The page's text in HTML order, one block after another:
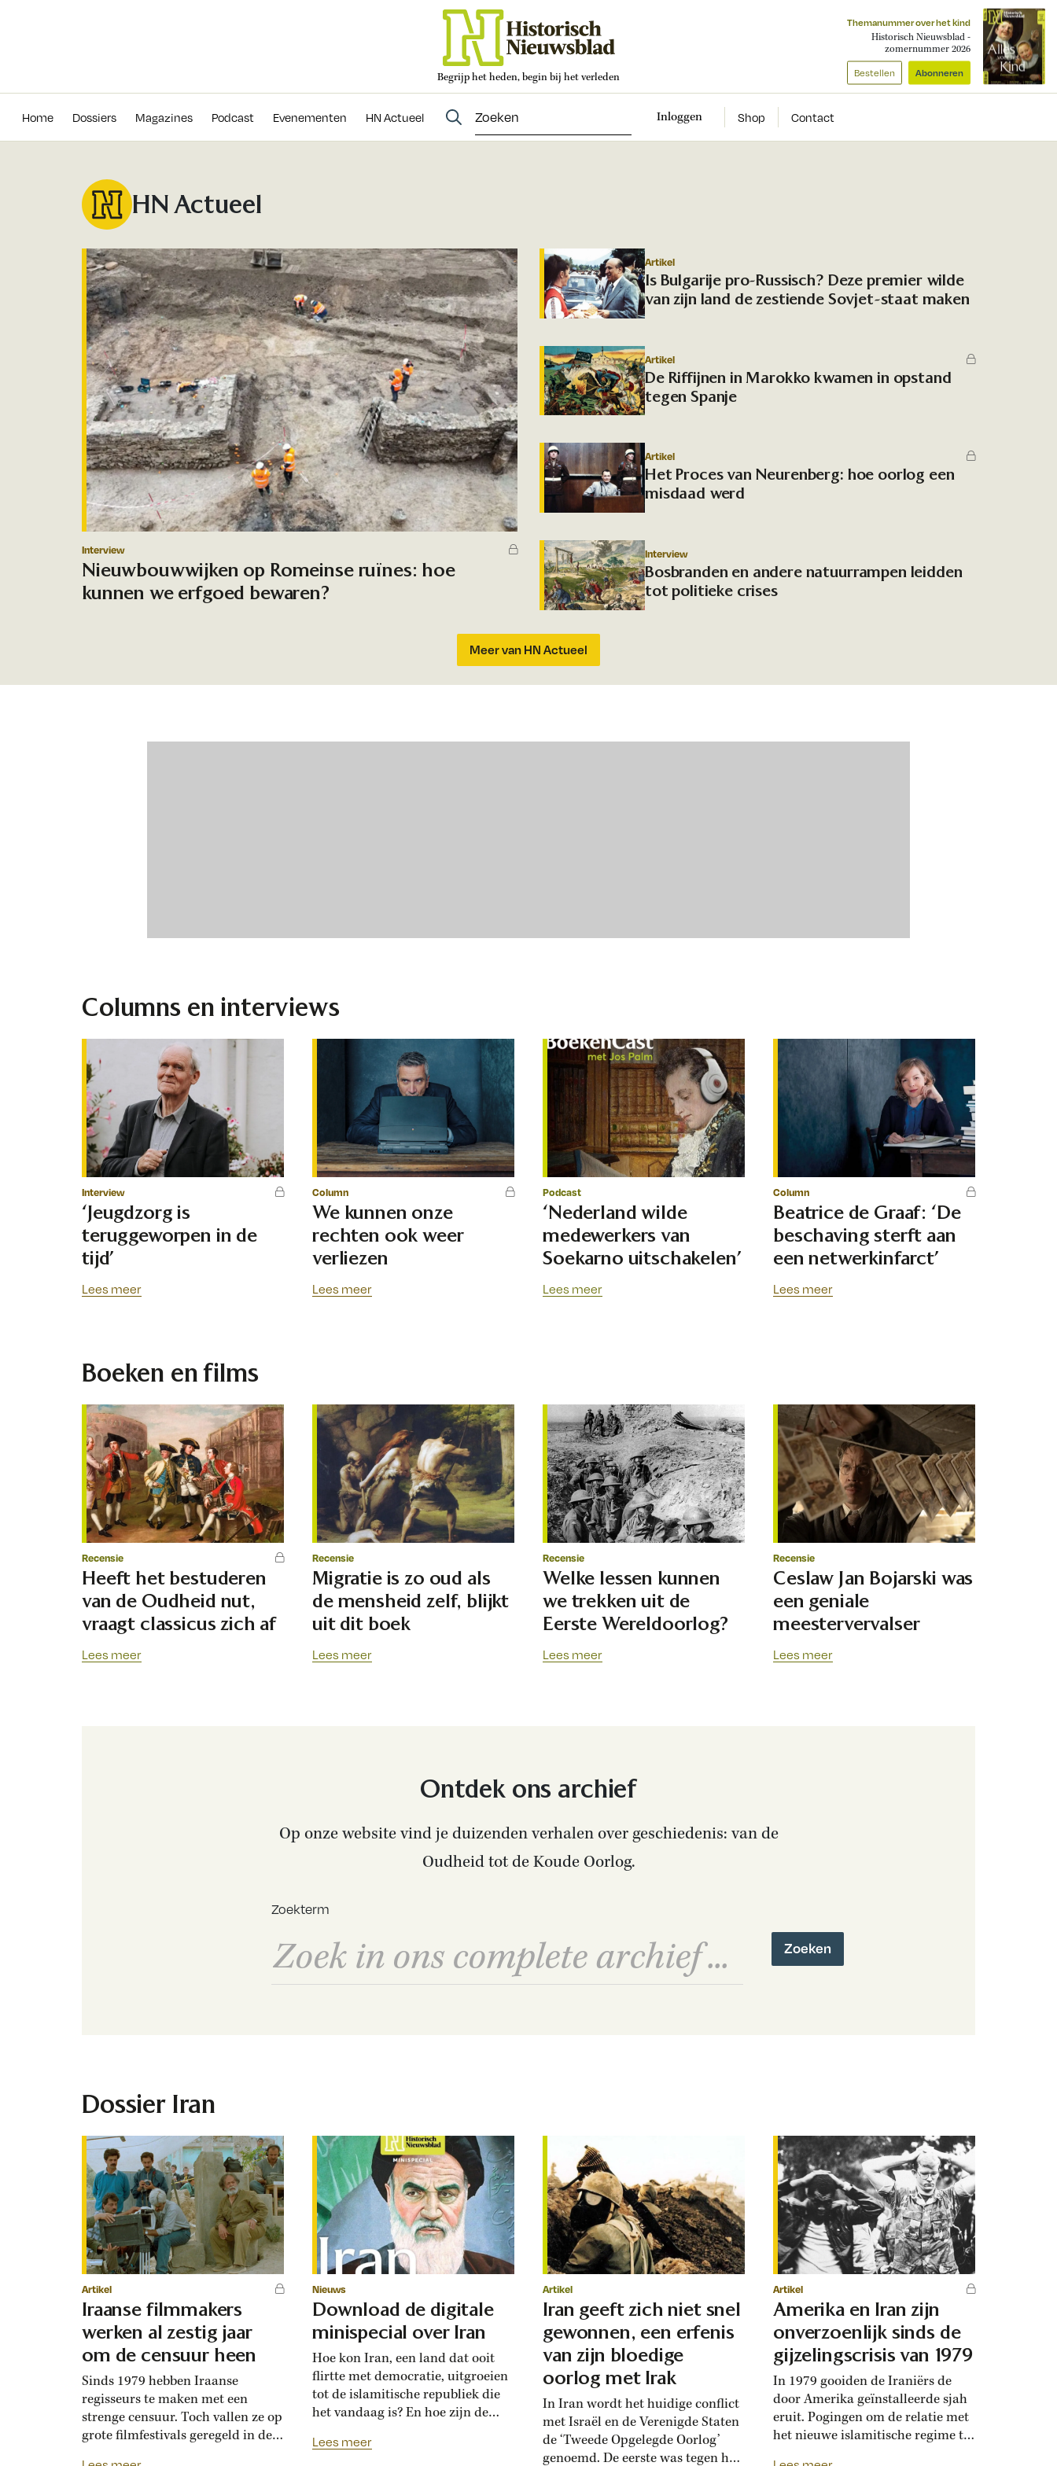
Begrijp het heden, begin bij het verleden
Themanummer over het kind
Historisch Nieuwsblad -
zomernummer 2026
Bestellen Abonneren
Home Dossiers Magazines Podcast Evenementen HN Actueel Inloggen Shop Contact
Evenementen
HN Actueel
Interview
Nieuwbouwwijken op Romeinse ruïnes: hoe
kunnen we erfgoed bewaren?
Artikel
Is Bulgarije pro-Russisch? Deze premier wilde
van zijn land de zestiende Sovjet-staat maken
Artikel
De Riffijnen in Marokko kwamen in opstand
tegen Spanje
Artikel
Het Proces van Neurenberg: hoe oorlog een
misdaad werd
Interview
Bosbranden en andere natuurrampen leidden
tot politieke crises
Meer van HN Actueel
Columns en interviews
Interview
‘Jeugdzorg is
teruggeworpen in de
tijd’
Lees meer
Column
We kunnen onze
rechten ook weer
verliezen
Lees meer
Podcast
‘Nederland wilde
medewerkers van
Soekarno uitschakelen’
Lees meer
Column
Beatrice de Graaf: ‘De
beschaving sterft aan
een netwerkinfarct’
Lees meer
Boeken en films
Recensie
Heeft het bestuderen
van de Oudheid nut,
vraagt classicus zich af
Lees meer
Recensie
Migratie is zo oud als
de mensheid zelf, blijkt
uit dit boek
Lees meer
Recensie
Welke lessen kunnen
we trekken uit de
Eerste Wereldoorlog?
Lees meer
Recensie
Ceslaw Jan Bojarski was
een geniale
meestervervalser
Lees meer
Ontdek ons archief
Op onze website vind je duizenden verhalen over geschiedenis: van de
Oudheid tot de Koude Oorlog.
Zoekterm
Zoeken
Dossier Iran
Artikel
Iraanse filmmakers
werken al zestig jaar
om de censuur heen
Sinds 1979 hebben Iraanse
regisseurs te maken met een
strenge censuur. Toch vallen ze op
grote filmfestivals geregeld in de
Nieuws
Download de digitale
minispecial over Iran
Hoe kon Iran, een land dat ooit
flirtte met democratie, uitgroeien
tot de islamitische republiek die
het vandaag is? En hoe zijn de
Verenigde Staten zo explosief
Lees meer
Artikel
Iran geeft zich niet snel
gewonnen, een erfenis
van zijn bloedige
oorlog met Irak
In Iran wordt het huidige conflict
met Israël en de Verenigde Staten
de ‘Tweede Opgelegde Oorlog’
genoemd. De eerste was tegen het
Artikel
Amerika en Iran zijn
onverzoenlijk sinds de
gijzelingscrisis van 1979
In 1979 gooiden de Iraniërs de
door Amerika geïnstalleerde sjah
eruit. Pogingen om de relatie met
het nieuwe islamitische regime te